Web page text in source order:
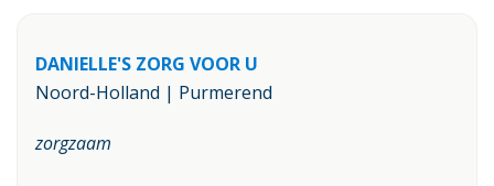
DANIELLE'S ZORG VOOR U
Noord-Holland | Purmerend
zorgzaam